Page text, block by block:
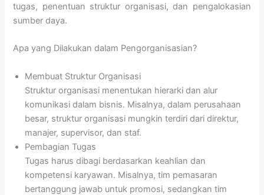
tugas, penentuan struktur organisasi, dan pengalokasian
sumber daya.
Apa yang Dilakukan dalam Pengorganisasian?
Membuat Struktur Organisasi
Struktur organisasi menentukan hierarki dan alur
komunikasi dalam bisnis. Misalnya, dalam perusahaan
besar, struktur organisasi mungkin terdiri dari direktur,
manajer, supervisor, dan staf.
Pembagian Tugas
Tugas harus dibagi berdasarkan keahlian dan
kompetensi karyawan. Misalnya, tim pemasaran
bertanggung jawab untuk promosi, sedangkan tim